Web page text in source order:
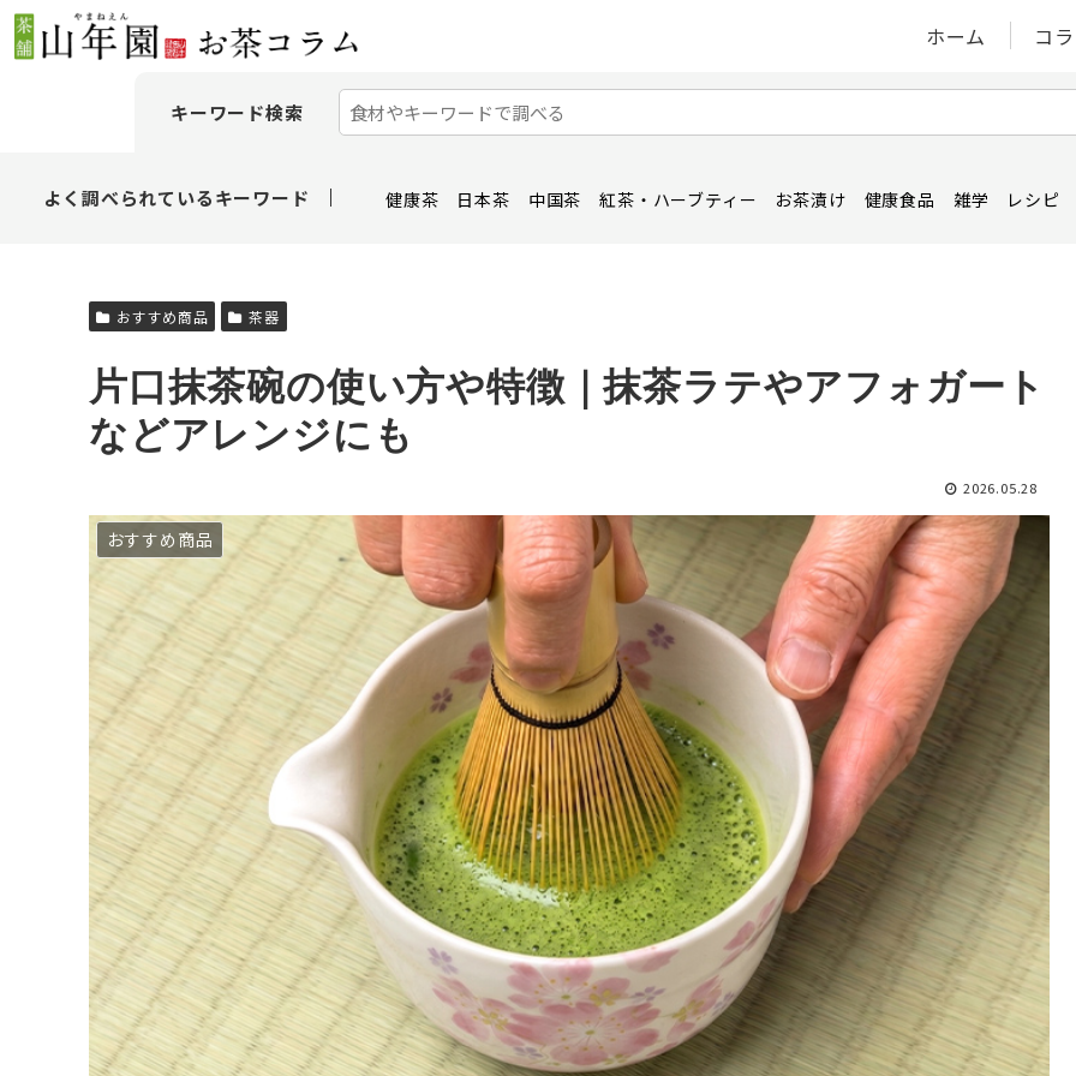
ホーム コ
キーワード検索
よく調べられているキーワード 健康茶 日本茶 中国茶 紅茶・ハーブティー お茶漬け 健康食品 雑学 レシピ
おすすめ商品 茶器
片口抹茶碗の使い方や特徴｜抹茶ラテやアフォガート
などアレンジにも
2026.05.28
おすすめ商品